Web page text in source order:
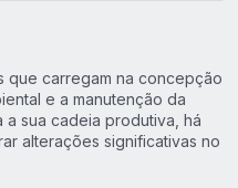
que carregam na concepção
e a manutenção da
sua cadeia produtiva, há
alterações significativas no